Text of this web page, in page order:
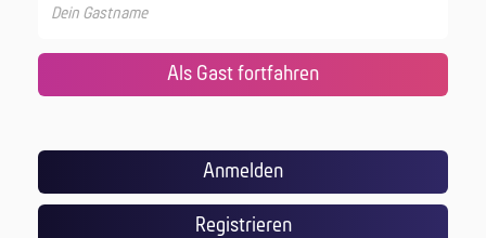
Anmelden
Registrieren